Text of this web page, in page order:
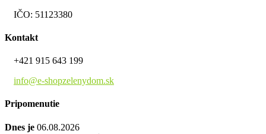
IČO: 51123380
Kontakt
+421 915 643 199
info@e-shopzelenydom.sk
Pripomenutie
Dnes je 06.08.2026